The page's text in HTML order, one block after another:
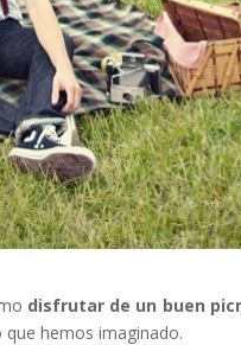
disfrutar de un buen
hemos imaginado.